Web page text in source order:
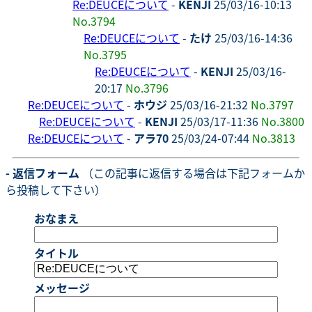
Re:DEUCEについて - KENJI 25/03/16-10:13
No.3794
Re:DEUCEについて - たけ 25/03/16-14:36
No.3795
Re:DEUCEについて - KENJI 25/03/16-
20:17 No.3796
Re:DEUCEについて - ホウジ25/03/16-21:32 No.3797
Re:DEUCEについて - KENJI 25/03/17-11:36 No.3800
Re:DEUCEについて - アラ7025/03/24-07:44 No.3813
- 返信フォーム （この記事に返信する場合は下記フォームか
ら投稿して下さい）
おなまえ
タイトル
メッセージ